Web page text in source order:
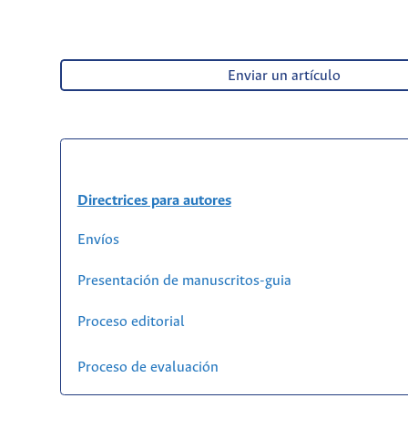
Enviar un artículo
Directrices para autores
Envíos
Presentación de manuscritos-guia
Proceso editorial
Proceso de evaluación